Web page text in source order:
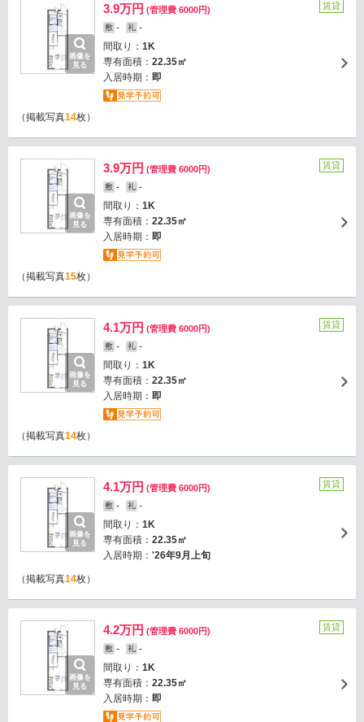
画像を
見る
3.9万円 (管理費 6000円)
敷 - 礼 -
間取り： 1K
専有面積： 22.35㎡
入居時期： 即
賃貸
（掲載写真14枚）
画像を
見る
3.9万円 (管理費 6000円)
敷 - 礼 -
間取り： 1K
専有面積： 22.35㎡
入居時期： 即
賃貸
（掲載写真15枚）
画像を
見る
4.1万円 (管理費 6000円)
敷 - 礼 -
間取り： 1K
専有面積： 22.35㎡
入居時期： 即
賃貸
（掲載写真14枚）
画像を
見る
4.1万円 (管理費 6000円)
敷 - 礼 -
間取り： 1K
専有面積： 22.35㎡
入居時期： '26年9月上旬
賃貸
（掲載写真14枚）
画像を
見る
4.2万円 (管理費 6000円)
敷 - 礼 -
間取り： 1K
専有面積： 22.35㎡
入居時期： 即
賃貸